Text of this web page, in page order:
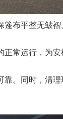
布平整无皱褶
常运行，为安
。同时，清理